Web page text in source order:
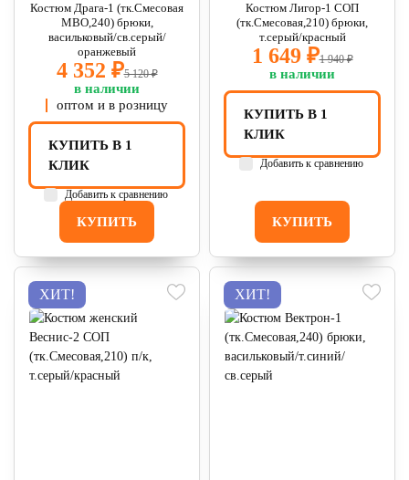
Костюм Драга-1 (тк.Смесовая
МВО,240) брюки,
васильковый/св.серый/
оранжевый
4 352 ₽5 120 ₽
в наличии
оптом и в розницу
КУПИТЬ
КУПИТЬ В 1
КЛИК
Добавить к сравнению
Костюм Лигор-1 СОП
(тк.Смесовая,210) брюки,
т.серый/красный
1 649 ₽1 940 ₽
в наличии
КУПИТЬ
КУПИТЬ В 1
КЛИК
Добавить к сравнению
ХИТ! ХИТ!